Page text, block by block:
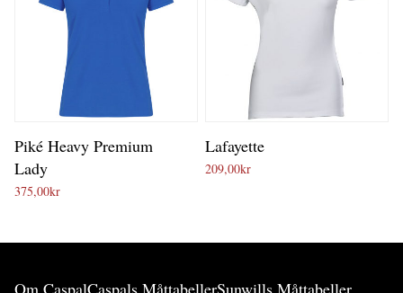
Piké Heavy Premium
Lady
375,00kr
Lafayette
209,00kr
Om CaspalCaspals MåttabellerSunwills Måttabeller